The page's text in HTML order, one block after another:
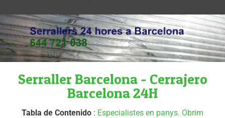
Serraller Barcelona - Cerrajero
Barcelona 24H
Tabla de Contenido : Especialistes en panys. Obrim